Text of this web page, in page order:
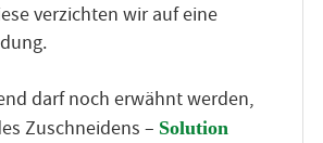
verzichten wir auf eine
darf noch erwähnt werden,
Zuschneidens – Solution